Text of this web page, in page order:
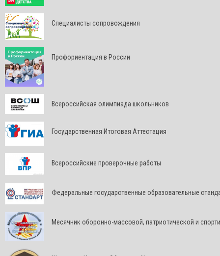
Специалисты сопровождения
Профориентация в России
Всероссийская олимпиада школьников
Государственная Итоговая Аттестация
Всероссийские проверочные работы
Федеральные государственные образовательные
Месячник оборонно-массовой, патриотической и